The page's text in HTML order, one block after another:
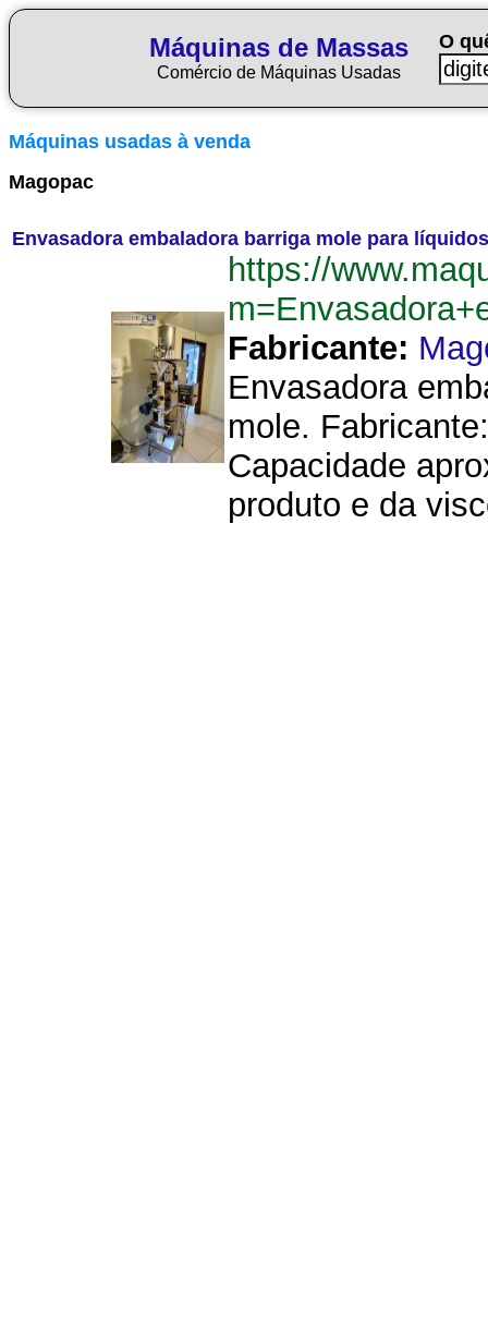
Máquinas de Massas
Comércio de Máquinas Usadas
O
Máquinas usadas à venda
Magopac
Envasadora embaladora barriga mole para
https://
Fabricante:
Envasadora
mole.
Capacidade
produto e da